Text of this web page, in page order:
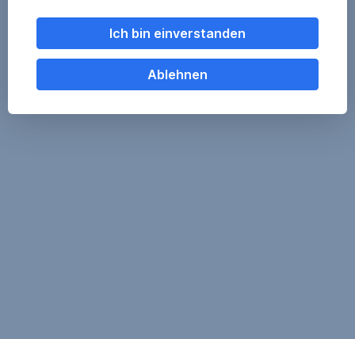
ESPA RISING CORPORATE BOND BASKET 2017
Ich bin einverstanden
Ablehnen